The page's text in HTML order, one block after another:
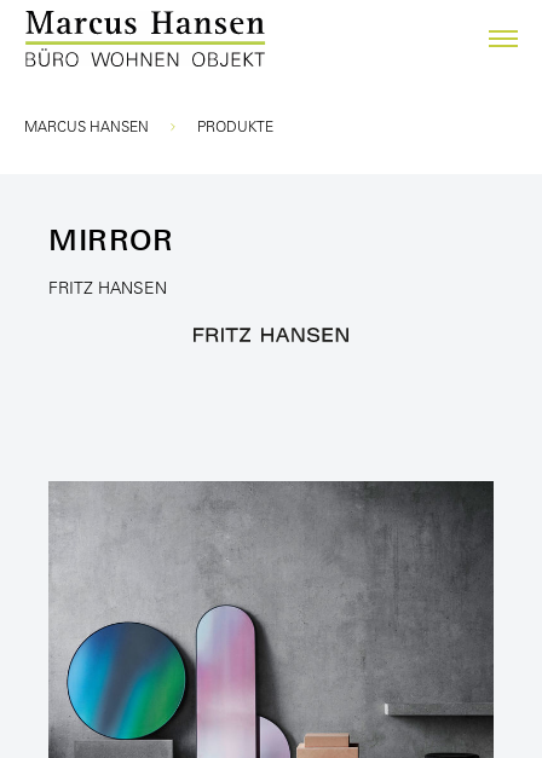
Sie sind hier:
MARCUS HANSEN PRODUKTE
MIRROR
FRITZ HANSEN